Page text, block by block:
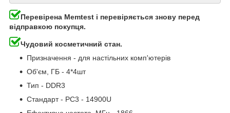
Перевірена Memtest і перевіряється знову перед
відправкою покупця.
Чудовий косметичний стан.
Призначення - для настільних комп'ютерів
Об'єм, ГБ - 4*4шт
Тип - DDR3
Стандарт - PC3 - 14900U